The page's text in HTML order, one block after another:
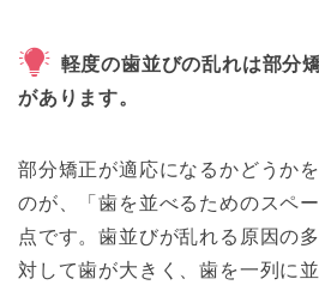
軽度の歯並びの乱れは部分
があります。
部分矯正が適応になるかどうか
のが、「歯を並べるためのスペ
点です。歯並びが乱れる原因の
対して歯が大きく、歯を一列に